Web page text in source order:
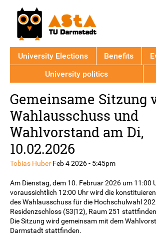
to
top
Gemeinsame Sitzung
Wahlausschuss und
Wahlvorstand am Di,
10.02.2026
Tobias Huber Feb 4 2026 - 5:45pm
Am Dienstag, dem 10. Februar 2026 um 11:00
voraussichtlich 12:00 Uhr wird die
des Wahlausschuss für die Hochschulwahl
Residenzschloss (S3|12), Raum 251
Die Sitzung wird gemeinsam mit dem
Darmstadt stattfinden.
University Elections Benefits
University politics